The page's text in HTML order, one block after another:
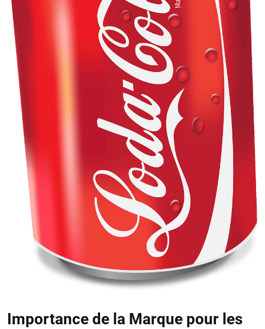
Importance de la Marque pour les